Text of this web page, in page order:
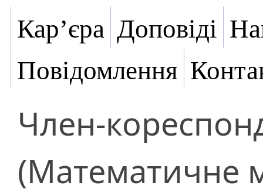
Кар’єра Доповіді
Повідомлення
Член-
(Математичне